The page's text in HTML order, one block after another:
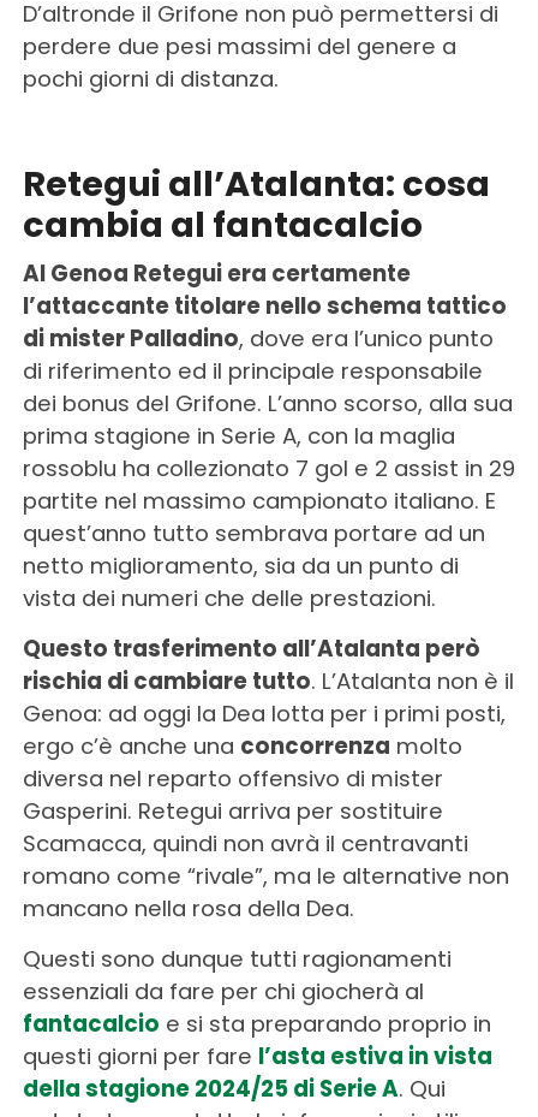
D’altronde il Grifone non può permettersi di
perdere due pesi massimi del genere a
pochi giorni di distanza.
Retegui all’Atalanta: cosa
cambia al fantacalcio
Al Genoa Retegui era certamente
l’attaccante titolare nello schema tattico
di mister Palladino, dove era l’unico punto
di riferimento ed il principale responsabile
dei bonus del Grifone. L’anno scorso, alla sua
prima stagione in Serie A, con la maglia
rossoblu ha collezionato 7 gol e 2 assist in 29
partite nel massimo campionato italiano. E
quest’anno tutto sembrava portare ad un
netto miglioramento, sia da un punto di
vista dei numeri che delle prestazioni.
Questo trasferimento all’Atalanta però
rischia di cambiare tutto. L’Atalanta non è il
Genoa: ad oggi la Dea lotta per i primi posti,
ergo c’è anche una concorrenza molto
diversa nel reparto offensivo di mister
Gasperini. Retegui arriva per sostituire
Scamacca, quindi non avrà il centravanti
romano come “rivale”, ma le alternative non
mancano nella rosa della Dea.
Questi sono dunque tutti ragionamenti
essenziali da fare per chi giocherà al
fantacalcio e si sta preparando proprio in
questi giorni per fare l’asta estiva in vista
della stagione 2024/25 di Serie A. Qui